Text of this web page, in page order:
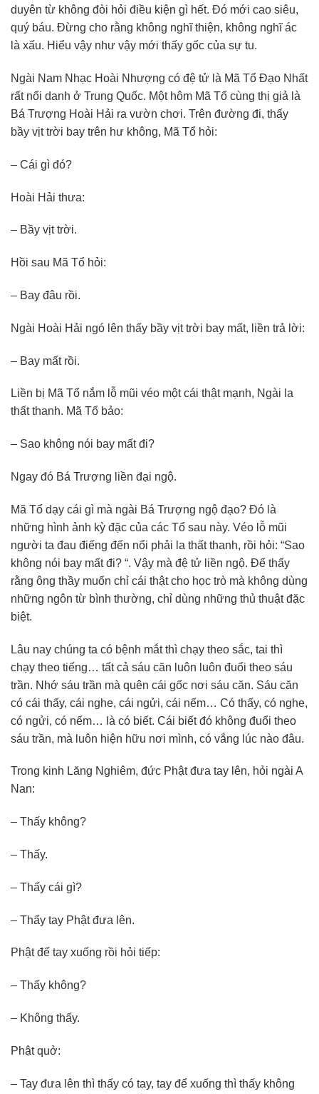
duyên từ không đòi hỏi điều kiện gì hết. Đó mới cao siêu,
quý báu. Đừng cho rằng không nghĩ thiện, không nghĩ ác
là xấu. Hiểu vậy như vậy mới thấy gốc của sự tu.
Ngài Nam Nhạc Hoài Nhượng có đệ tử là Mã Tổ Đạo Nhất
rất nổi danh ở Trung Quốc. Một hôm Mã Tổ cùng thị giả là
Bá Trượng Hoài Hải ra vườn chơi. Trên đường đi, thấy
bầy vịt trời bay trên hư không, Mã Tổ hỏi:
– Cái gì đó?
Hoài Hải thưa:
– Bầy vịt trời.
Hồi sau Mã Tổ hỏi:
– Bay đâu rồi.
Ngài Hoài Hải ngó lên thấy bầy vịt trời bay mất, liền trả lời:
– Bay mất rồi.
Liền bị Mã Tổ nắm lỗ mũi véo một cái thật mạnh, Ngài la
thất thanh. Mã Tổ bảo:
– Sao không nói bay mất đi?
Ngay đó Bá Trượng liền đại ngộ.
Mã Tổ dạy cái gì mà ngài Bá Trượng ngộ đạo? Đó là
những hình ảnh kỳ đặc của các Tổ sau này. Véo lỗ mũi
người ta đau điếng đến nổi phải la thất thanh, rồi hỏi: “Sao
không nói bay mất đi? “. Vậy mà đệ tử liền ngộ. Để thấy
rằng ông thầy muốn chỉ cái thật cho học trò mà không dùng
những ngôn từ bình thường, chỉ dùng những thủ thuật đặc
biệt.
Lâu nay chúng ta có bệnh mắt thì chạy theo sắc, tai thì
chạy theo tiếng… tất cả sáu căn luôn luôn đuổi theo sáu
trần. Nhớ sáu trần mà quên cái gốc nơi sáu căn. Sáu căn
có cái thấy, cái nghe, cái ngửi, cái nếm… Có thấy, có nghe,
có ngửi, có nếm… là có biết. Cái biết đó không đuổi theo
sáu trần, mà luôn hiện hữu nơi mình, có vắng lúc nào đâu.
Trong kinh Lăng Nghiêm, đức Phật đưa tay lên, hỏi ngài A
Nan:
– Thấy không?
– Thấy.
– Thấy cái gì?
– Thấy tay Phật đưa lên.
Phật để tay xuống rồi hỏi tiếp:
– Thấy không?
– Không thấy.
Phật quở:
– Tay đưa lên thì thấy có tay, tay để xuống thì thấy không